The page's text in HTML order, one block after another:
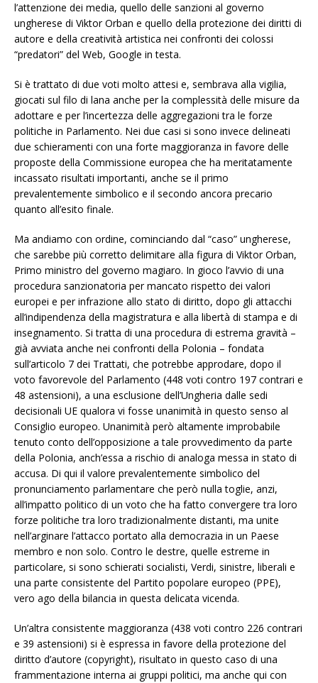
l’attenzione dei media, quello delle sanzioni al governo
ungherese di Viktor Orban e quello della protezione dei diritti di
autore e della creatività artistica nei confronti dei colossi
“predatori” del Web, Google in testa.
Si è trattato di due voti molto attesi e, sembrava alla vigilia,
giocati sul filo di lana anche per la complessità delle misure da
adottare e per l’incertezza delle aggregazioni tra le forze
politiche in Parlamento. Nei due casi si sono invece delineati
due schieramenti con una forte maggioranza in favore delle
proposte della Commissione europea che ha meritatamente
incassato risultati importanti, anche se il primo
prevalentemente simbolico e il secondo ancora precario
quanto all’esito finale.
Ma andiamo con ordine, cominciando dal “caso” ungherese,
che sarebbe più corretto delimitare alla figura di Viktor Orban,
Primo ministro del governo magiaro. In gioco l’avvio di una
procedura sanzionatoria per mancato rispetto dei valori
europei e per infrazione allo stato di diritto, dopo gli attacchi
all’indipendenza della magistratura e alla libertà di stampa e di
insegnamento. Si tratta di una procedura di estrema gravità –
già avviata anche nei confronti della Polonia – fondata
sull’articolo 7 dei Trattati, che potrebbe approdare, dopo il
voto favorevole del Parlamento (448 voti contro 197 contrari e
48 astensioni), a una esclusione dell’Ungheria dalle sedi
decisionali UE qualora vi fosse unanimità in questo senso al
Consiglio europeo. Unanimità però altamente improbabile
tenuto conto dell’opposizione a tale provvedimento da parte
della Polonia, anch’essa a rischio di analoga messa in stato di
accusa. Di qui il valore prevalentemente simbolico del
pronunciamento parlamentare che però nulla toglie, anzi,
all’impatto politico di un voto che ha fatto convergere tra loro
forze politiche tra loro tradizionalmente distanti, ma unite
nell’arginare l’attacco portato alla democrazia in un Paese
membro e non solo. Contro le destre, quelle estreme in
particolare, si sono schierati socialisti, Verdi, sinistre, liberali e
una parte consistente del Partito popolare europeo (PPE),
vero ago della bilancia in questa delicata vicenda.
Un’altra consistente maggioranza (438 voti contro 226 contrari
e 39 astensioni) si è espressa in favore della protezione del
diritto d’autore (copyright), risultato in questo caso di una
frammentazione interna ai gruppi politici, ma anche qui con